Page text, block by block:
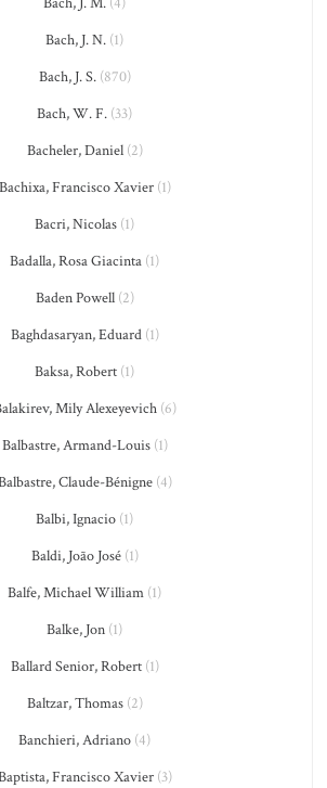
Bach, J. N. (1)
Bach, J. S.(870)
Bach, W. F. (33)
Bacheler, Daniel(2)
Bachixa, Francisco Xavier(1)
Bacri, Nicolas (1)
Badalla, Rosa Giacinta (1)
Baden Powell(2)
Baghdasaryan, Eduard(1)
Baksa, Robert (1)
Mily Alexeyevich(6)
Balbastre, Armand-Louis(1)
Claude-Bénigne(4)
Balbi, Ignacio (1)
Baldi, João José(1)
Balfe, Michael William (1)
Balke, Jon (1)
Ballard Senior, Robert(1)
Baltzar, Thomas(2)
Banchieri, Adriano (4)
Francisco Xavier(3)